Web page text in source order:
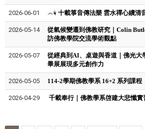
2026-06-01 ෴⚘ 十載箏音傳法樂 雲水禪心續清
2026-05-14
從氣候變遷到佛教研究｜Colin
訪佛教學院交流學術觀點
2026-05-07
從經典到AI、桌遊與香道｜佛光大
畢展展現多元創作力
2026-05-05 114-2學期佛教學系 16+2 系列課程
2026-04-29 千載奉行｜佛教學系啓建大悲懺實